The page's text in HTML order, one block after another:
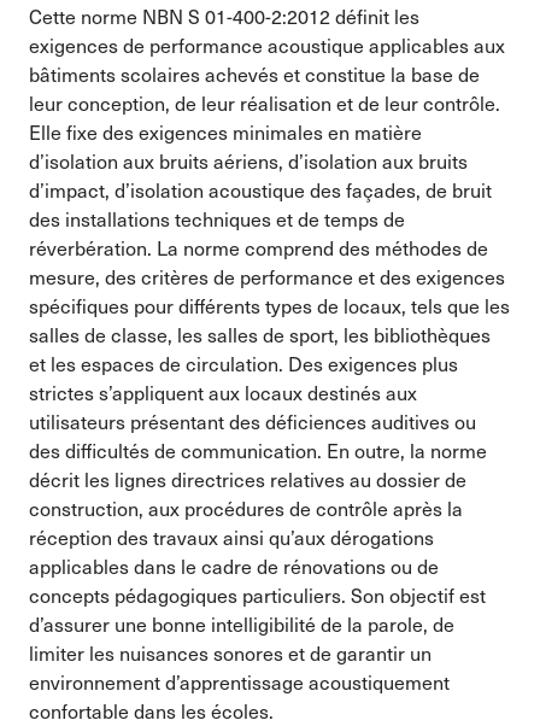
Cette norme NBN S 01-400-2:2012 définit les
exigences de performance acoustique applicables aux
bâtiments scolaires achevés et constitue la base de
leur conception, de leur réalisation et de leur contrôle.
Elle fixe des exigences minimales en matière
d’isolation aux bruits aériens, d’isolation aux bruits
d’impact, d’isolation acoustique des façades, de bruit
des installations techniques et de temps de
réverbération. La norme comprend des méthodes de
mesure, des critères de performance et des exigences
spécifiques pour différents types de locaux, tels que les
salles de classe, les salles de sport, les bibliothèques
et les espaces de circulation. Des exigences plus
strictes s’appliquent aux locaux destinés aux
utilisateurs présentant des déficiences auditives ou
des difficultés de communication. En outre, la norme
décrit les lignes directrices relatives au dossier de
construction, aux procédures de contrôle après la
réception des travaux ainsi qu’aux dérogations
applicables dans le cadre de rénovations ou de
concepts pédagogiques particuliers. Son objectif est
d’assurer une bonne intelligibilité de la parole, de
limiter les nuisances sonores et de garantir un
environnement d’apprentissage acoustiquement
confortable dans les écoles.